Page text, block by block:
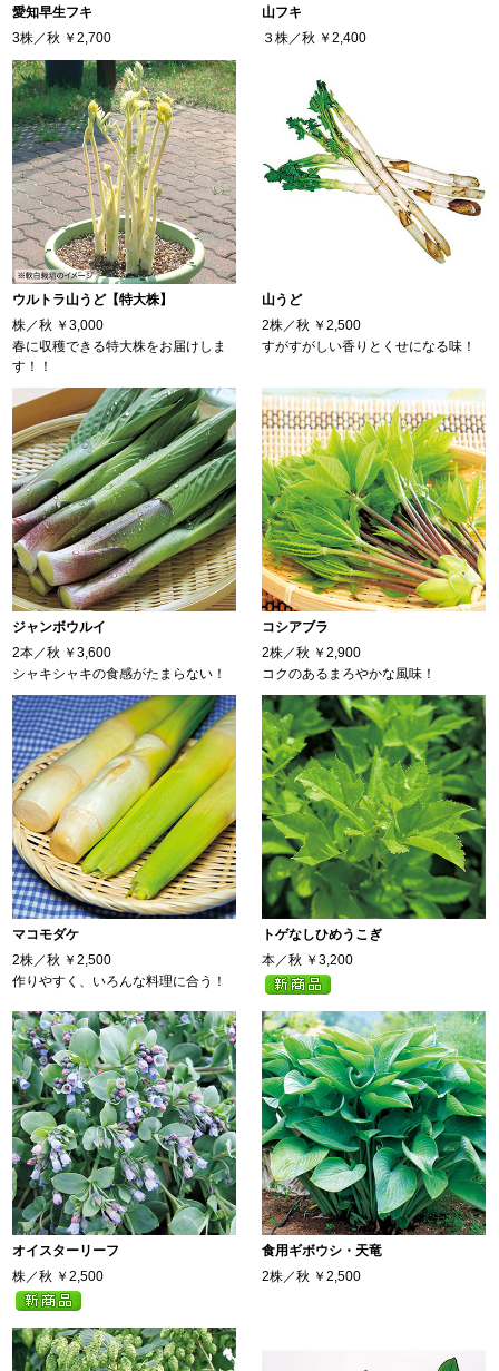
愛知早生フキ
3株／秋 ￥2,700
山フキ
３株／秋 ￥2,400
ウルトラ山うど【特大株】
株／秋 ￥3,000
春に収穫できる特大株をお届けしま
す！！
山うど
2株／秋 ￥2,500
すがすがしい香りとくせになる味！
ジャンボウルイ
2本／秋 ￥3,600
シャキシャキの食感がたまらない！
コシアブラ
2株／秋 ￥2,900
コクのあるまろやかな風味！
マコモダケ
2株／秋 ￥2,500
作りやすく、いろんな料理に合う！
トゲなしひめうこぎ
本／秋 ￥3,200
オイスターリーフ
株／秋 ￥2,500
食用ギボウシ・天竜
2株／秋 ￥2,500